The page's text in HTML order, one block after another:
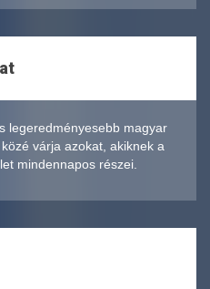
legeredményesebb magyar
várja azokat, akiknek a
mindennapos részei.